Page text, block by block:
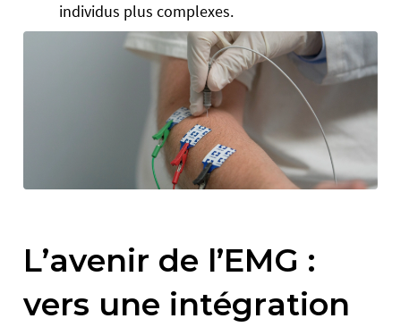
individus plus complexes.
L’avenir de l’EMG :
vers une intégration